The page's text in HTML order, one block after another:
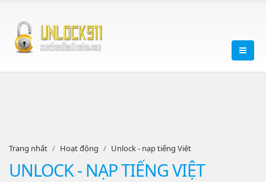
Trang nhất Hoạt động Unlock - nạp tiếng Việt
UNLOCK - NẠP TIẾNG VIỆT